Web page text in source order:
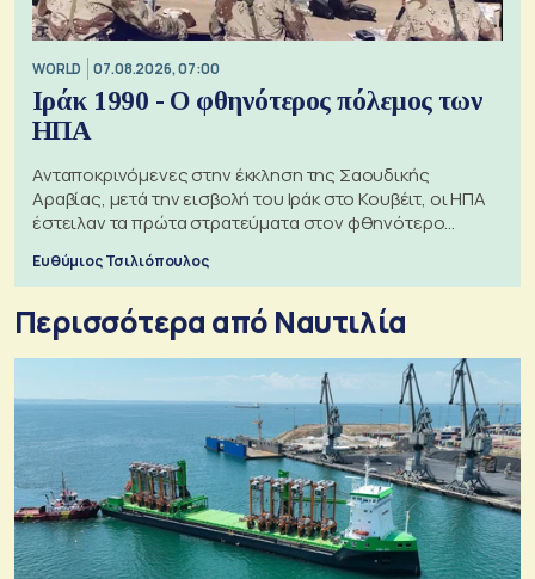
WORLD 07.08.2026, 07:00
Ιράκ 1990 - Ο φθηνότερος πόλεμος των
ΗΠΑ
Ανταποκρινόμενες στην έκκληση της Σαουδικής
Αραβίας, μετά την εισβολή του Ιράκ στο Κουβέιτ, οι ΗΠΑ
έστειλαν τα πρώτα στρατεύματα στον φθηνότερο
Ευθύμιος Τσιλιόπουλος
Περισσότερα από Ναυτιλία